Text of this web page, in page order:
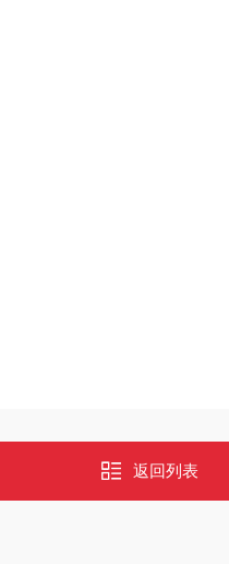
返回列表